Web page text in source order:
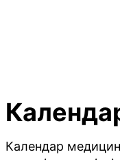
Календар